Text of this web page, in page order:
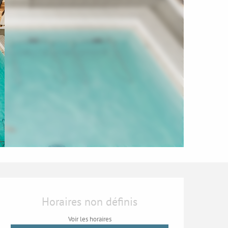
Ouverture et
Horaires non définis
Voir les horaires